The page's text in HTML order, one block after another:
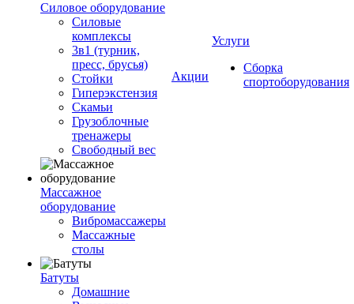
Силовое оборудование
Силовые
комплексы
3в1 (турник,
пресс, брусья)
Стойки
Гиперэкстензия
Скамьи
Грузоблочные
тренажеры
Свободный вес
Массажное
оборудование
Вибромассажеры
Массажные
столы
Батуты
Домашние
Акции
Услуги
Сборка
спортоборудования